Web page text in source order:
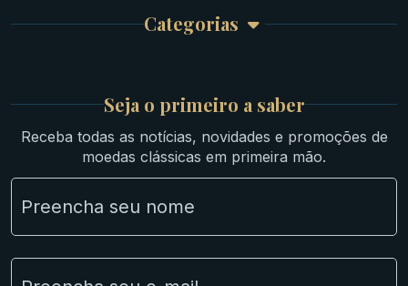
Atendimento
Categorias
Ouro
Ibéricas
Lotes Grandes
Material Numismático
NGC e NNC Encapsuladas
Novidades
Seja o primeiro a saber
Receba todas as notícias, novidades e promoções de
moedas clássicas em primeira mão.